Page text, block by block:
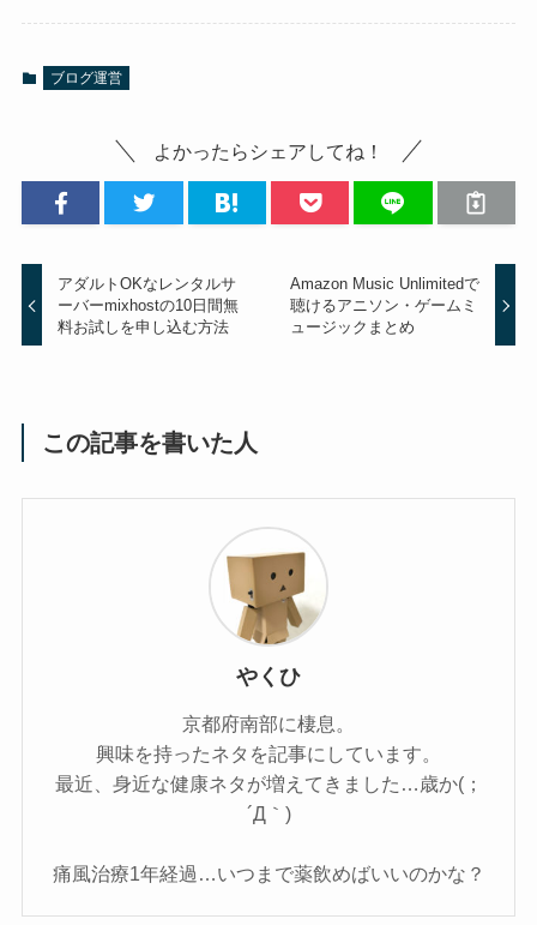
ブログ運営
よかったらシェアしてね！
アダルトOKなレンタルサ
ーバーmixhostの10日間無
料お試しを申し込む方法
Amazon Music Unlimitedで
聴けるアニソン・ゲームミ
ュージックまとめ
この記事を書いた人
やくひ
京都府南部に棲息。
興味を持ったネタを記事にしています。
最近、身近な健康ネタが増えてきました…歳か(；
´Д｀)
痛風治療1年経過…いつまで薬飲めばいいのかな？